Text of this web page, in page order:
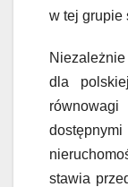
w tej grupie
dla
dostępnymi
stawia